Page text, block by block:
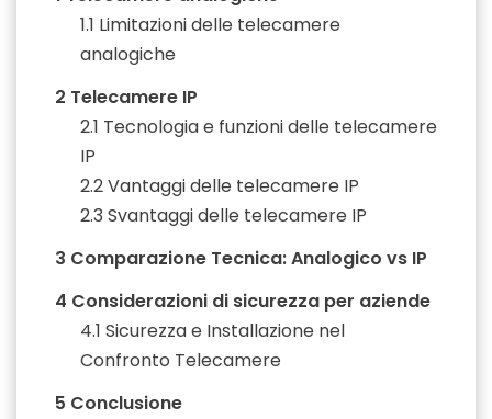
1.1 Limitazioni delle telecamere
analogiche
2 Telecamere IP
2.1 Tecnologia e funzioni delle telecamere
IP
2.2Vantaggi delle telecamere IP
2.3 Svantaggi delle telecamere IP
3 Comparazione Tecnica: Analogico vs IP
4 Considerazioni di sicurezza per aziende
4.1 Sicurezza e Installazione nel
Confronto Telecamere
5 Conclusione